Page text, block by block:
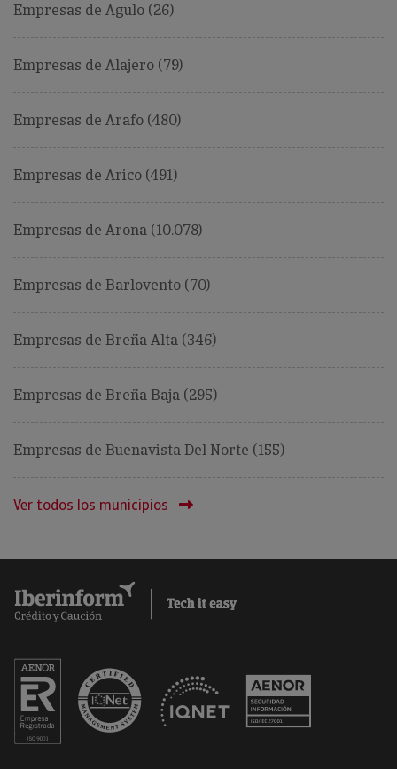
Empresas de Agulo (26)
Empresas de Alajero (79)
Empresas de Arafo (480)
Empresas de Arico (491)
Empresas de Arona (10.078)
Empresas de Barlovento (70)
Empresas de Breña Alta (346)
Empresas de Breña Baja (295)
Empresas de Buenavista Del Norte (155)
Ver todos los municipios